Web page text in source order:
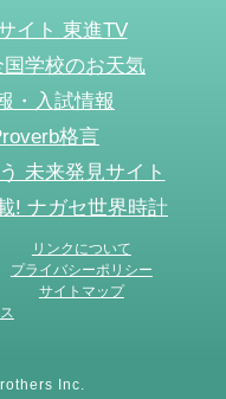
イト 東進TV
学校のお天気
・入試情報
格言
未来発見サイト
! ナガセ世界時計
リンクについて
プライバシーポリシー
サイトマップ
Inc.